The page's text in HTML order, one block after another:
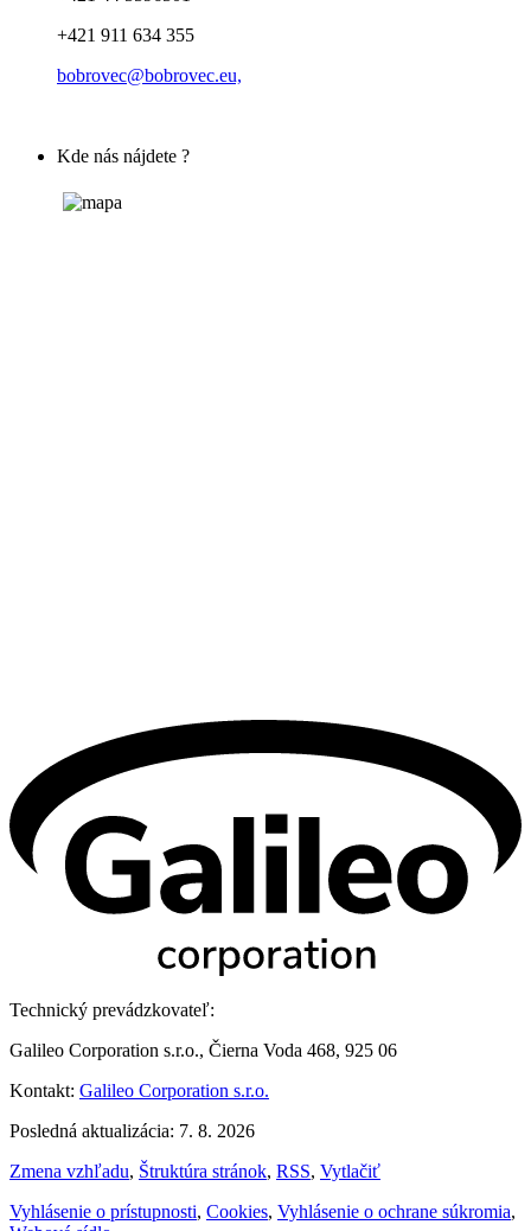
+421 911 634 355
bobrovec@bobrovec.eu,
Kde nás nájdete ?
Technický prevádzkovateľ:
Galileo Corporation s.r.o., Čierna Voda 468, 925 06
Kontakt: Galileo Corporation s.r.o.
Posledná aktualizácia: 7. 8. 2026
Zmena vzhľadu, Štruktúra stránok, RSS, Vytlačiť
Vyhlásenie o prístupnosti, Cookies, Vyhlásenie o ochrane súkromia,